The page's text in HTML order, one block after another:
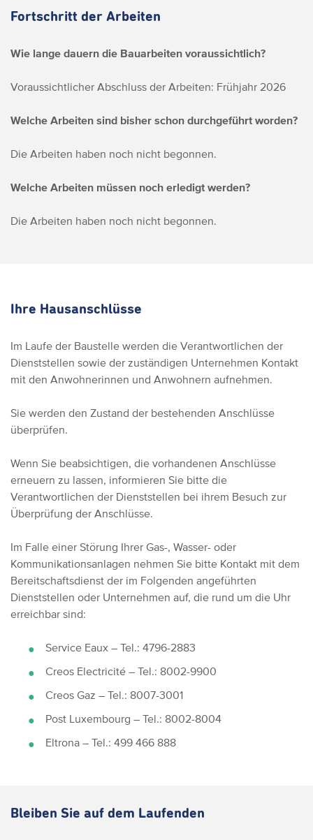
Fortschritt der Arbeiten
Wie lange dauern die Bauarbeiten voraussichtlich?
Voraussichtlicher Abschluss der Arbeiten: Frühjahr 2026
Welche Arbeiten sind bisher schon durchgeführt worden?
Die Arbeiten haben noch nicht begonnen.
Welche Arbeiten müssen noch erledigt werden?
Die Arbeiten haben noch nicht begonnen.
Ihre Hausanschlüsse
Im Laufe der Baustelle werden die Verantwortlichen der
Dienststellen sowie der zuständigen Unternehmen Kontakt
mit den Anwohnerinnen und Anwohnern aufnehmen.
Sie werden den Zustand der bestehenden Anschlüsse
überprüfen.
Wenn Sie beabsichtigen, die vorhandenen Anschlüsse
erneuern zu lassen, informieren Sie bitte die
Verantwortlichen der Dienststellen bei ihrem Besuch zur
Überprüfung der Anschlüsse.
Im Falle einer Störung Ihrer Gas-, Wasser- oder
Kommunikationsanlagen nehmen Sie bitte Kontakt mit dem
Bereitschaftsdienst der im Folgenden angeführten
Dienststellen oder Unternehmen auf, die rund um die Uhr
erreichbar sind:
Service Eaux – Tel.: 4796-2883
Creos Electricité – Tel.: 8002-9900
Creos Gaz – Tel.: 8007-3001
Post Luxembourg – Tel.: 8002-8004
Eltrona – Tel.: 499 466 888
Bleiben Sie auf dem Laufenden